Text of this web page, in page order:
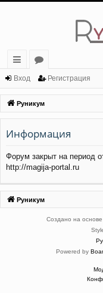
с
ы
лк
и
о
ру
м
ы
Вход Регистрация
Руникум
Информация
Форум закрыт на период
http://magija-portal.ru
Руникум
Создано на основе
Powered by